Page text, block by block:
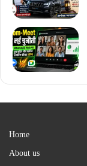
Home
About us